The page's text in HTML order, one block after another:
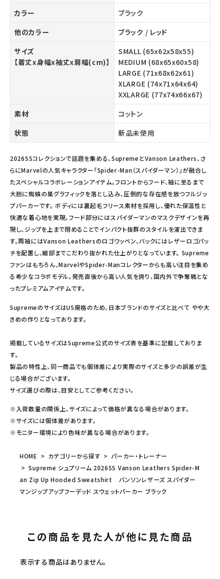
カラー
ブラック
他のカラー
ブラック / レッド
サイズ
【着丈x身幅x袖丈x肩幅(cm)】
SMALL (65x62x58x55)
MEDIUM (68x65x60x58)
LARGE (71x68x62x61)
XLARGE (74x71x64x64)
XXLARGE (77x74x66x67)
素材
コットン
状態
新品未使用
2026SSコレクションで話題を集める、SupremeとVanson Leathers、さ
らにMarvelの人気キャラクター「Spider-Man（スパイダーマン）」が融合し
たスペシャルコラボレーションアイテム。フロントからフード、袖に至るまで
大胆に蜘蛛の巣グラフィックを落とし込み、圧倒的な存在感を放つフルジッ
プパーカーです。 ボディには裏起毛フリース素材を採用し、優れた保温性と
快適な着心地を実現。フード部分にはスパイダーマンのマスクデザインを再
現し、ジップを上まで閉めることでインパクト抜群のスタイルを演出できま
す。両袖にはVanson Leathersのロゴワッペン、バックにはレザーロゴパッ
チを配置し、細部までこだわり抜かれた仕上がりとなっています。 Supreme
ファンはもちろん、MarvelやSpider-Manコレクターからも高い注目を集め
る希少なコラボモデル。発売直後から高い人気を誇り、国内外で争奪戦とな
ったプレミアムアイテムです。
SupremeのサイズはUS規格のため、日本ブランドのサイズと比べて やや大
きめの作りとなっております。
掲載しているサイズはSupreme公式のサイズ表を基準に記載しておりま
す。
製品の特性上、同一商品でも個体差により実際のサイズと多少の誤差が生
じる場合がございます。
サイズ選びの際は、目安としてご参考ください。
※入荷数量の関係上、サイズによって価格が異なる場合があります。
※サイズには個体差があります。
※モニター環境により色味が異なる場合があります。
HOME カテゴリーから探す
パーカー・トレーナー
Supreme シュプリーム 2026SS Vanson Leathers Spider-M
an Zip Up Hooded Sweatshirt バンソンレザーズ スパイダー
マンジップアップフーデッド スウェットパーカー ブラック
この商品を見た人が他に見た商品
表示する商品はありません。